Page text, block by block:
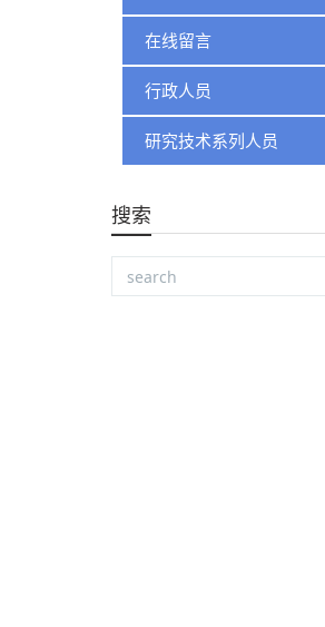
在线留言
行政人员
研究技术系列人员
搜索